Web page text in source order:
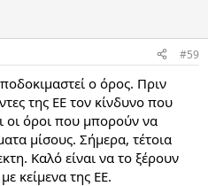
#59
ο όρος. Πριν
της ΕΕ τον κίνδυνο που
οι όροι που μπορούν να
μίσους. Σήμερα, τέτοια
Καλό είναι να το ξέρουν
κείμενα της ΕΕ.